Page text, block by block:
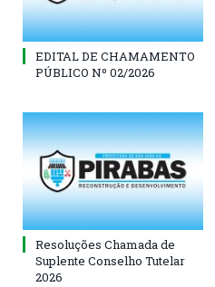
EDITAL DE CHAMAMENTO
PÚBLICO Nº 02/2026
Resoluções Chamada de
Suplente Conselho Tutelar
2026